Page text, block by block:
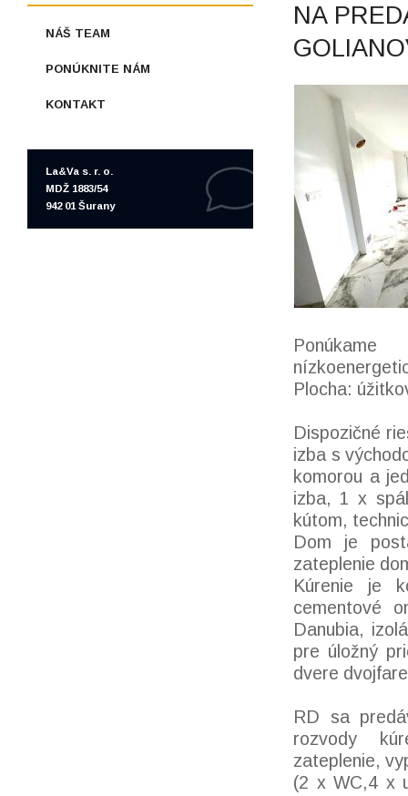
NA
Plocha:
Dispozičné
izba s
komorou a
izba, 1 x
kútom,
Dom je
zateplenie
Kúrenie je
cementové
Danubia,
pre úložný
dvere
RD sa
rozvody
zateplenie,
(2 x WC,4 x
NÁŠ TEAM
PONÚKNITE NÁM
KONTAKT
La&Va s. r. o.
MDŽ 1883/54
942 01 Šurany